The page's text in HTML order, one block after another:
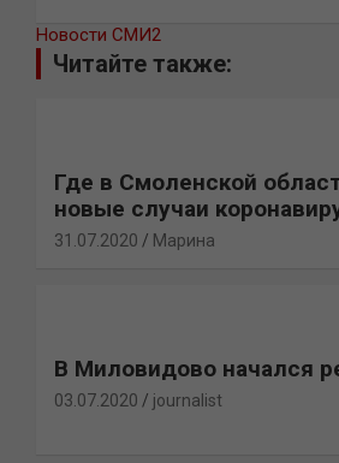
Новости СМИ2
Читайте также:
Где в Смоленской
новые случаи
31.07.2020 Марина
В Миловидово начался
03.07.2020 journalist